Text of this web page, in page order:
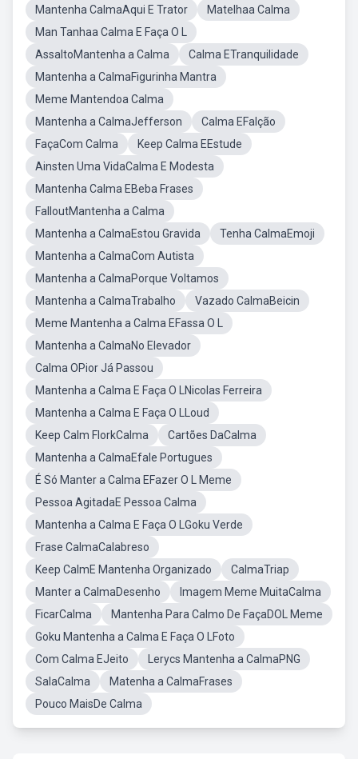
Mantenha CalmaAqui E Trator
Matelhaa Calma
Man Tanhaa Calma E Faça O L
AssaltoMantenha a Calma
Calma ETranquilidade
Mantenha a CalmaFigurinha Mantra
Meme Mantendoa Calma
Mantenha a CalmaJefferson
Calma EFalção
FaçaCom Calma
Keep Calma EEstude
Ainsten Uma VidaCalma E Modesta
Mantenha Calma EBeba Frases
FalloutMantenha a Calma
Mantenha a CalmaEstou Gravida
Tenha CalmaEmoji
Mantenha a CalmaCom Autista
Mantenha a CalmaPorque Voltamos
Mantenha a CalmaTrabalho
Vazado CalmaBeicin
Meme Mantenha a Calma EFassa O L
Mantenha a CalmaNo Elevador
Calma OPior Já Passou
Mantenha a Calma E Faça O LNicolas Ferreira
Mantenha a Calma E Faça O LLoud
Keep Calm FlorkCalma
Cartões DaCalma
Mantenha a CalmaEfale Portugues
É Só Manter a Calma EFazer O L Meme
Pessoa AgitadaE Pessoa Calma
Mantenha a Calma E Faça O LGoku Verde
Frase CalmaCalabreso
Keep CalmE Mantenha Organizado
CalmaTriap
Manter a CalmaDesenho
Imagem Meme MuitaCalma
FicarCalma
Mantenha Para Calmo De FaçaDOL Meme
Goku Mantenha a Calma E Faça O LFoto
Com Calma EJeito
Lerycs Mantenha a CalmaPNG
SalaCalma
Matenha a CalmaFrases
Pouco MaisDe Calma